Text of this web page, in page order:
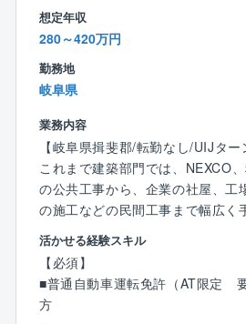
想定年収
280～420万円
勤務地
岐阜県
業務内容
【岐阜県揖斐郡/転勤なし/UIJター
これまで建築部門では、NEXCO
の公共工事から、企業の社屋、工
の施工などの民間工事まで幅広く
”お客様がこだわりたいことにこだ
加藤建設の住宅設計建築です。
「地域に必要とされる会社」を目
輩のもとで、建築部門での施工管
方を募集いたします。
活かせる経験スキル
【必須】
■普通自動車運転免許（AT限定
方